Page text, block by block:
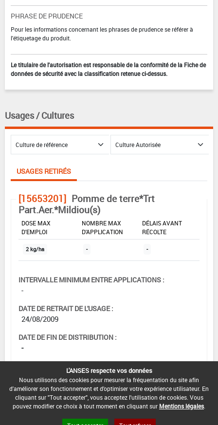
PHRASE DE PRUDENCE
Pour les informations concernant les phrases de prudence se référer à
l'étiquetage du produit.
Le titulaire de l'autorisation est responsable de la conformité de la Fiche de
données de sécurité avec la classification retenue ci-dessus.
Usages / Cultures
USAGES RETIRÉS
[15653201] Pomme de terre*Trt
Part.Aer.*Mildiou(s)
DOSE MAX
D'EMPLOI
NOMBRE MAX
D'APPLICATION
DÉLAIS AVANT
RÉCOLTE
2 kg/ha - -
INTERVALLE MINIMUM ENTRE APPLICATIONS :
-
DATE DE RETRAIT DE L'USAGE :
24/08/2009
DATE DE FIN DE DISTRIBUTION :
-
DATE DE FIN D'UTILISATION :
-
L'ANSES respecte vos données
Nous utilisons des cookies pour mesurer la fréquentation du site afin
d'améliorer son fonctionnement et d'optimiser votre expérience utilisateur. En
cliquant sur "Tout accepter", vous acceptez l'utilisation de cookies. Vous
pouvez modifier ce choix à tout moment en cliquant sur Mentions légales